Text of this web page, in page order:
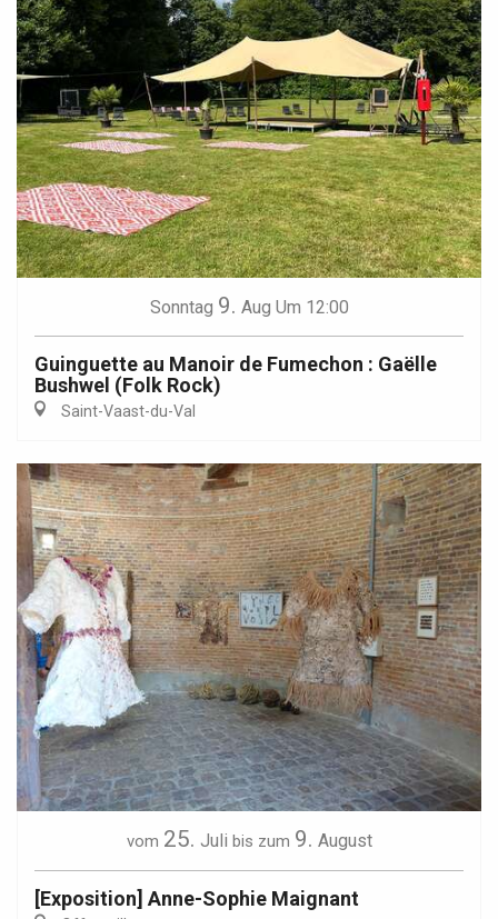
Sonntag 9. Aug Um 12:00
Guinguette au Manoir de Fumechon : Gaëlle
Bushwel (Folk Rock)
Saint-Vaast-du-Val
vom 25. Juli bis zum 9. August
[Exposition] Anne-Sophie Maignant